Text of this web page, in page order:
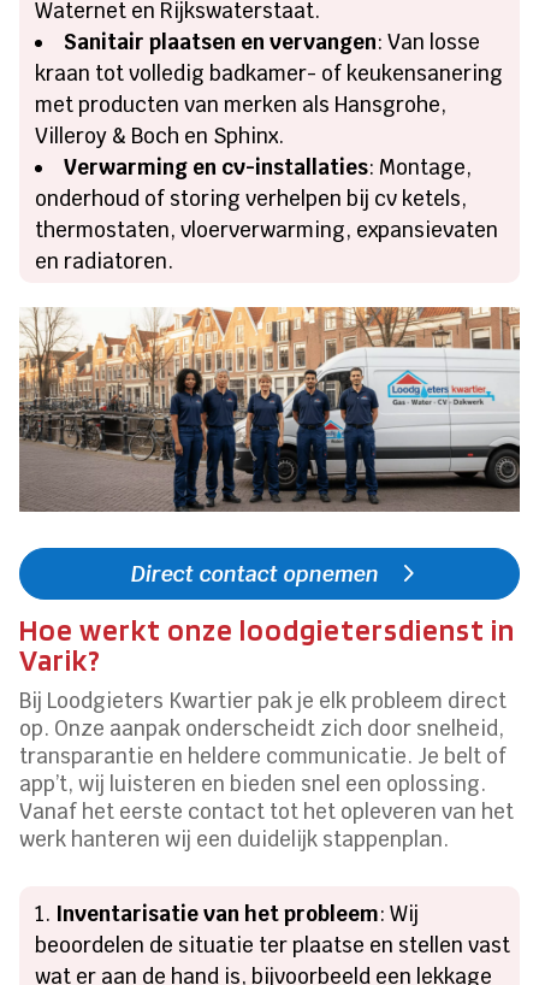
Waternet en Rijkswaterstaat.
Sanitair plaatsen en vervangen: Van losse
kraan tot volledig badkamer- of keukensanering
met producten van merken als Hansgrohe,
Villeroy & Boch en Sphinx.
Verwarming en cv-installaties: Montage,
onderhoud of storing verhelpen bij cv ketels,
thermostaten, vloerverwarming, expansievaten
en radiatoren.
Direct contact opnemen
Hoe werkt onze loodgietersdienst in
Varik?
Bij Loodgieters Kwartier pak je elk probleem direct
op. Onze aanpak onderscheidt zich door snelheid,
transparantie en heldere communicatie. Je belt of
app’t, wij luisteren en bieden snel een oplossing.
Vanaf het eerste contact tot het opleveren van het
werk hanteren wij een duidelijk stappenplan.
Inventarisatie van het probleem: Wij
beoordelen de situatie ter plaatse en stellen vast
wat er aan de hand is, bijvoorbeeld een lekkage